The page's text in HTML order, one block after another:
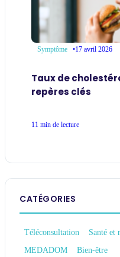
Symptôme •17 avril 2026
Taux de
repères clés
11 min de lecture
CATÉGORIES
Téléconsultation Santé et
MEDADOM
Bien-être